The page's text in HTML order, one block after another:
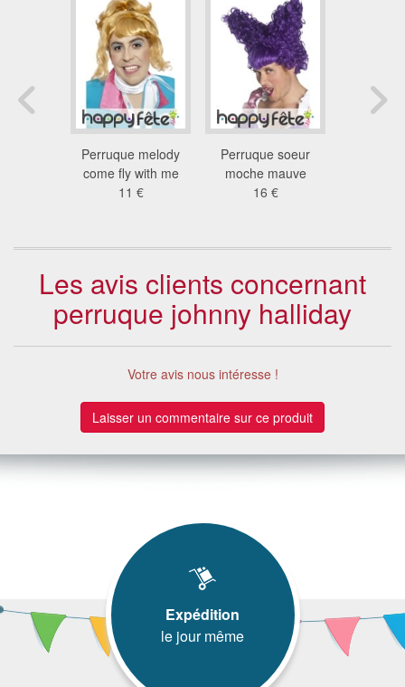
Perruque melody
come fly with me
11 €
Perruque soeur
moche mauve
16 €
Les avis clients concernant
perruque johnny halliday
Votre avis nous intéresse !
Laisser un commentaire sur ce produit
Expédition
le jour même